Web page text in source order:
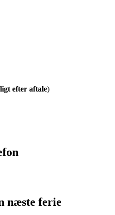
efter aftale)
næste ferie